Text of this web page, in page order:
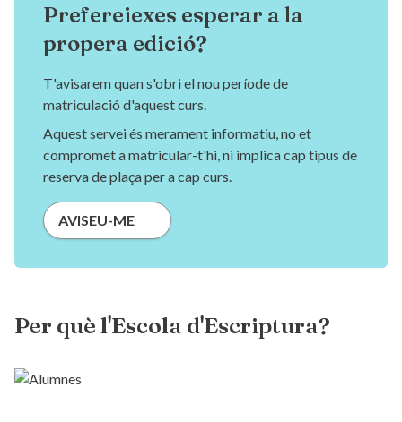
Prefereiexes esperar a la
propera edició?
T'avisarem quan s'obri el nou període de
matriculació d'aquest curs.
Aquest servei és merament informatiu, no et
compromet a matricular-t'hi, ni implica cap tipus de
reserva de plaça per a cap curs.
AVISEU-ME
Per què l'Escola d'Escriptura?